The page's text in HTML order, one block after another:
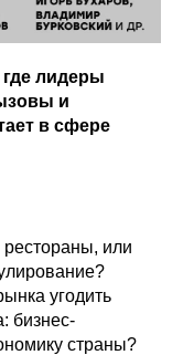
лидеры
и
в сфере
рестораны, или
угодить
бизнес-
страны?